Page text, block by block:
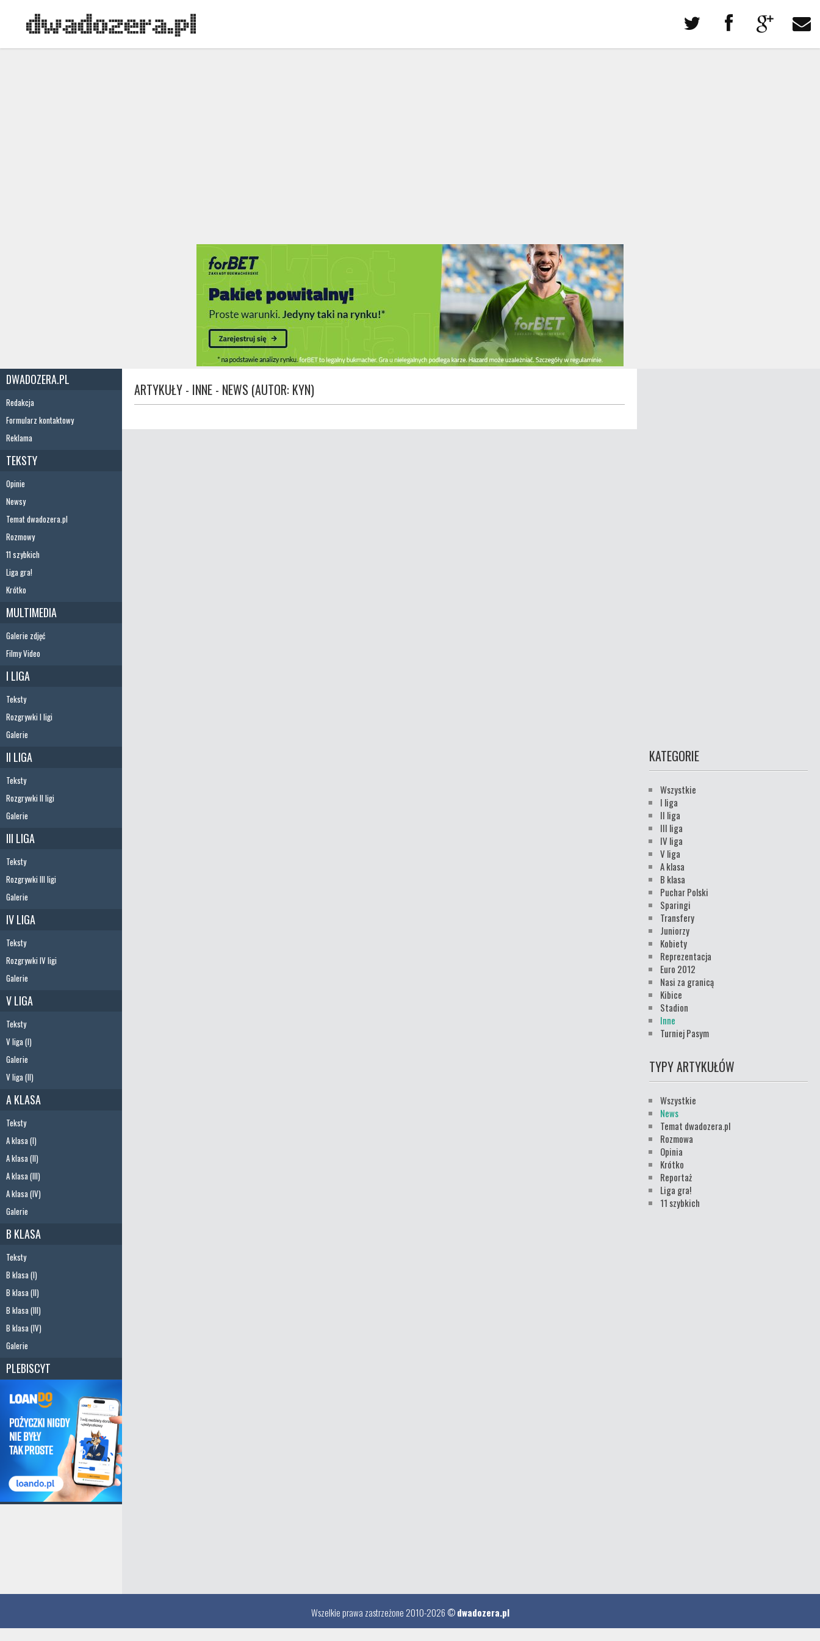
DWADOZERA.PL
Redakcja
Formularz kontaktowy
Reklama
TEKSTY
Opinie
Newsy
Temat dwadozera.pl
Rozmowy
11 szybkich
Liga gra!
Krótko
MULTIMEDIA
Galerie zdjęć
Filmy Video
I LIGA
Teksty
Rozgrywki I ligi
Galerie
II LIGA
Teksty
Rozgrywki II ligi
Galerie
III LIGA
Teksty
Rozgrywki III ligi
Galerie
IV LIGA
Teksty
Rozgrywki IV ligi
Galerie
V LIGA
Teksty
V liga (I)
Galerie
V liga (II)
A KLASA
Teksty
A klasa (I)
A klasa (II)
A klasa (III)
A klasa (IV)
Galerie
B KLASA
Teksty
B klasa (I)
B klasa (II)
B klasa (III)
B klasa (IV)
Galerie
PLEBISCYT
ARTYKUŁY - INNE - NEWS (AUTOR: KYN)
KATEGORIE
Wszystkie
I liga
II liga
III liga
IV liga
V liga
A klasa
B klasa
Puchar Polski
Sparingi
Transfery
Juniorzy
Kobiety
Reprezentacja
Euro 2012
Nasi za granicą
Kibice
Stadion
Inne
Turniej Pasym
TYPY ARTYKUŁÓW
Wszystkie
News
Temat dwadozera.pl
Rozmowa
Opinia
Krótko
Reportaż
Liga gra!
11 szybkich
Wszelkie prawa zastrzeżone 2010-2026 ©dwadozera.pl